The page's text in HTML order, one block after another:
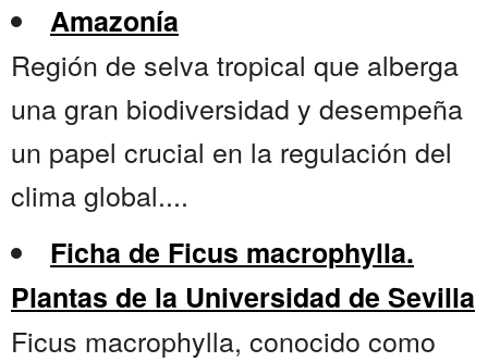
Amazonía
Región de selva tropical que alberga
una gran biodiversidad y desempeña
un papel crucial en la regulación del
clima global....
Ficha de Ficus macrophylla.
Plantas de la Universidad de Sevilla
Ficus macrophylla, conocido como